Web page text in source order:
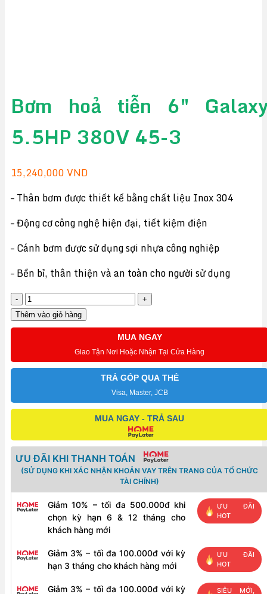
Bơm hoả tiễn 6″
5.5HP 380V 45-3
15,240,000VND
– Thân bơm được thiết kế bằng chất liệu Inox 304
– Động cơ công nghệ hiện đại, tiết kiệm điện
– Cánh bơm được sử dụng sợi nhựa công nghiệp
– Bền bỉ, thân thiện và an toàn cho người sử dụng
Bơm
hoả
tiễn
Galaxy
45-
số
lượng
Thêm vào giỏ hàng
MUA NGAY
Giao Tận Nơi Hoặc Nhận Tại Cửa Hàng
TRẢ GÓP QUA THẺ
Visa, Master, JCB
MUA NGAY - TRẢ SAU
ƯU ĐÃI KHI THANH TOÁN
(SỬ DỤNG KHI XÁC NHẬN KHOẢN VAY TRÊN TRANG CỦA TỔ CHỨC
TÀI CHÍNH)
Giảm 10% – tối đa 500.000đ khi
chọn kỳ hạn 6 & 12 tháng cho
khách hàng mới
ƯU ĐÃI
HOT
Giảm 3% – tối đa 100.000đ với kỳ
hạn 3 tháng cho khách hàng mới
ƯU ĐÃI
HOT
Giảm 3% – tối đa 100.000đ với kỳ
SIÊU MỚI,